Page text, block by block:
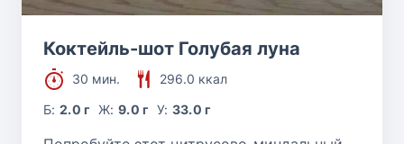
Коктейль-шот Голубая луна
30 мин.
296.0 ккал
Б:2.0 г Ж: 9.0 г У: 33.0 г